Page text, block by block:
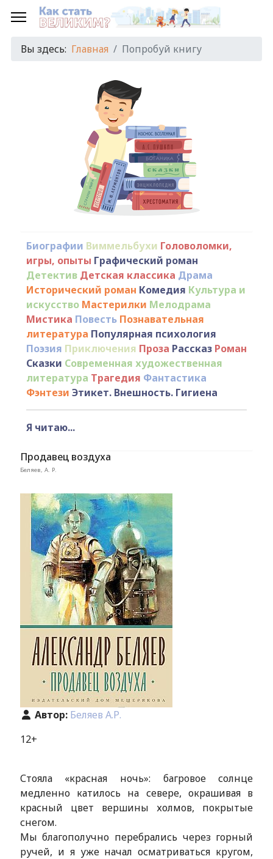
Вы здесь: Главная Попробуй книгу
Биографии Виммельбухи Головоломки,
игры, опыты Графический роман
Детектив Детская классика Драма
Исторический роман Комедия Культура и
искусство Мастерилки Мелодрама
Мистика Повесть Познавательная
литература Популярная психология
Поэзия Приключения Проза Рассказ Роман
Сказки Современная художественная
литература Трагедия Фантастика
Фэнтези Этикет. Внешность. Гигиена
Я читаю...
Продавец воздуха
Беляев, А. Р.
Автор: Беляев А.Р.
12+
Стояла «красная ночь»: багровое солнце
медленно катилось на севере, окрашивая в
красный цвет вершины холмов, покрытые
снегом.
Мы благополучно перебрались через горный
ручей, и я уже начал осматриваться кругом,